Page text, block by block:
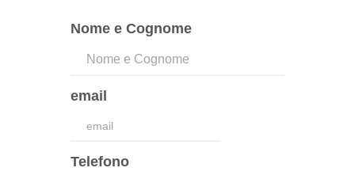
Nome e Cognome
email
Telefono